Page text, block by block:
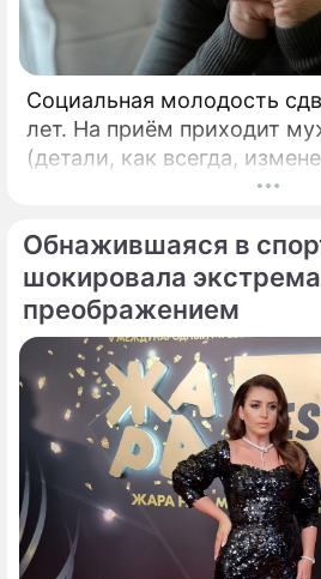
Социальная молодость
лет. На приём приходит
(детали, как всегда,
Обнажившаяся в
шокировала
преображением